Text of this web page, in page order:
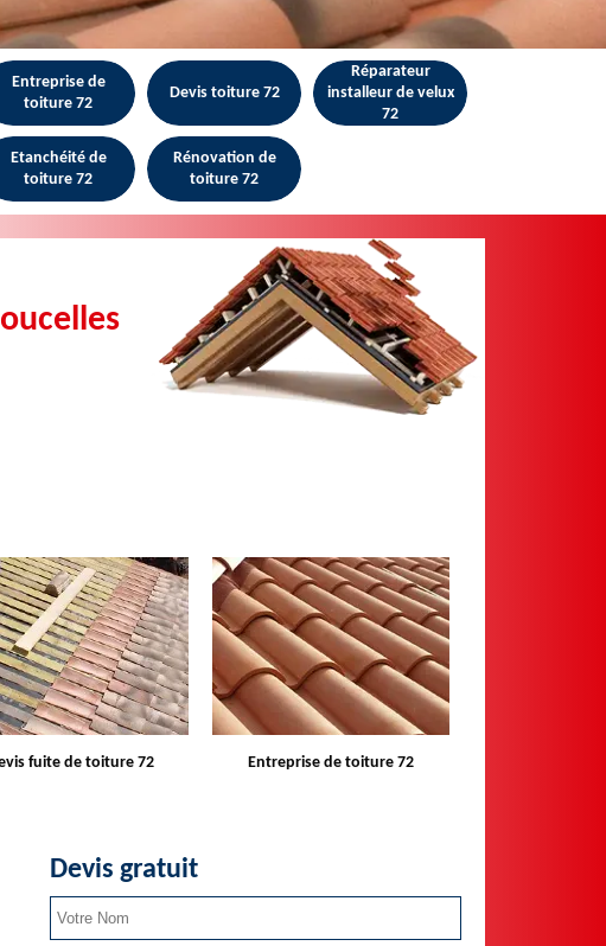
Entreprise de
toiture 72
Devis toiture 72
Réparateur
installeur de velux
72
Etanchéité de
toiture 72
Rénovation de
toiture 72
de toiture 72 Devis toiture 72
Devis gratuit